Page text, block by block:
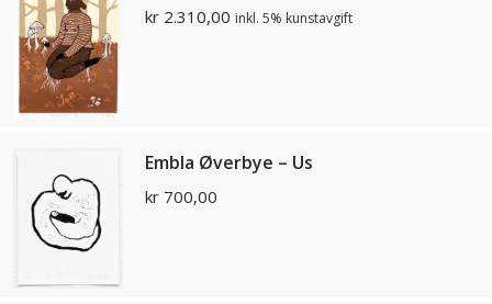
kr 2.310,00 inkl. 5% kunstavgift
Embla Øverbye – Us
kr 700,00